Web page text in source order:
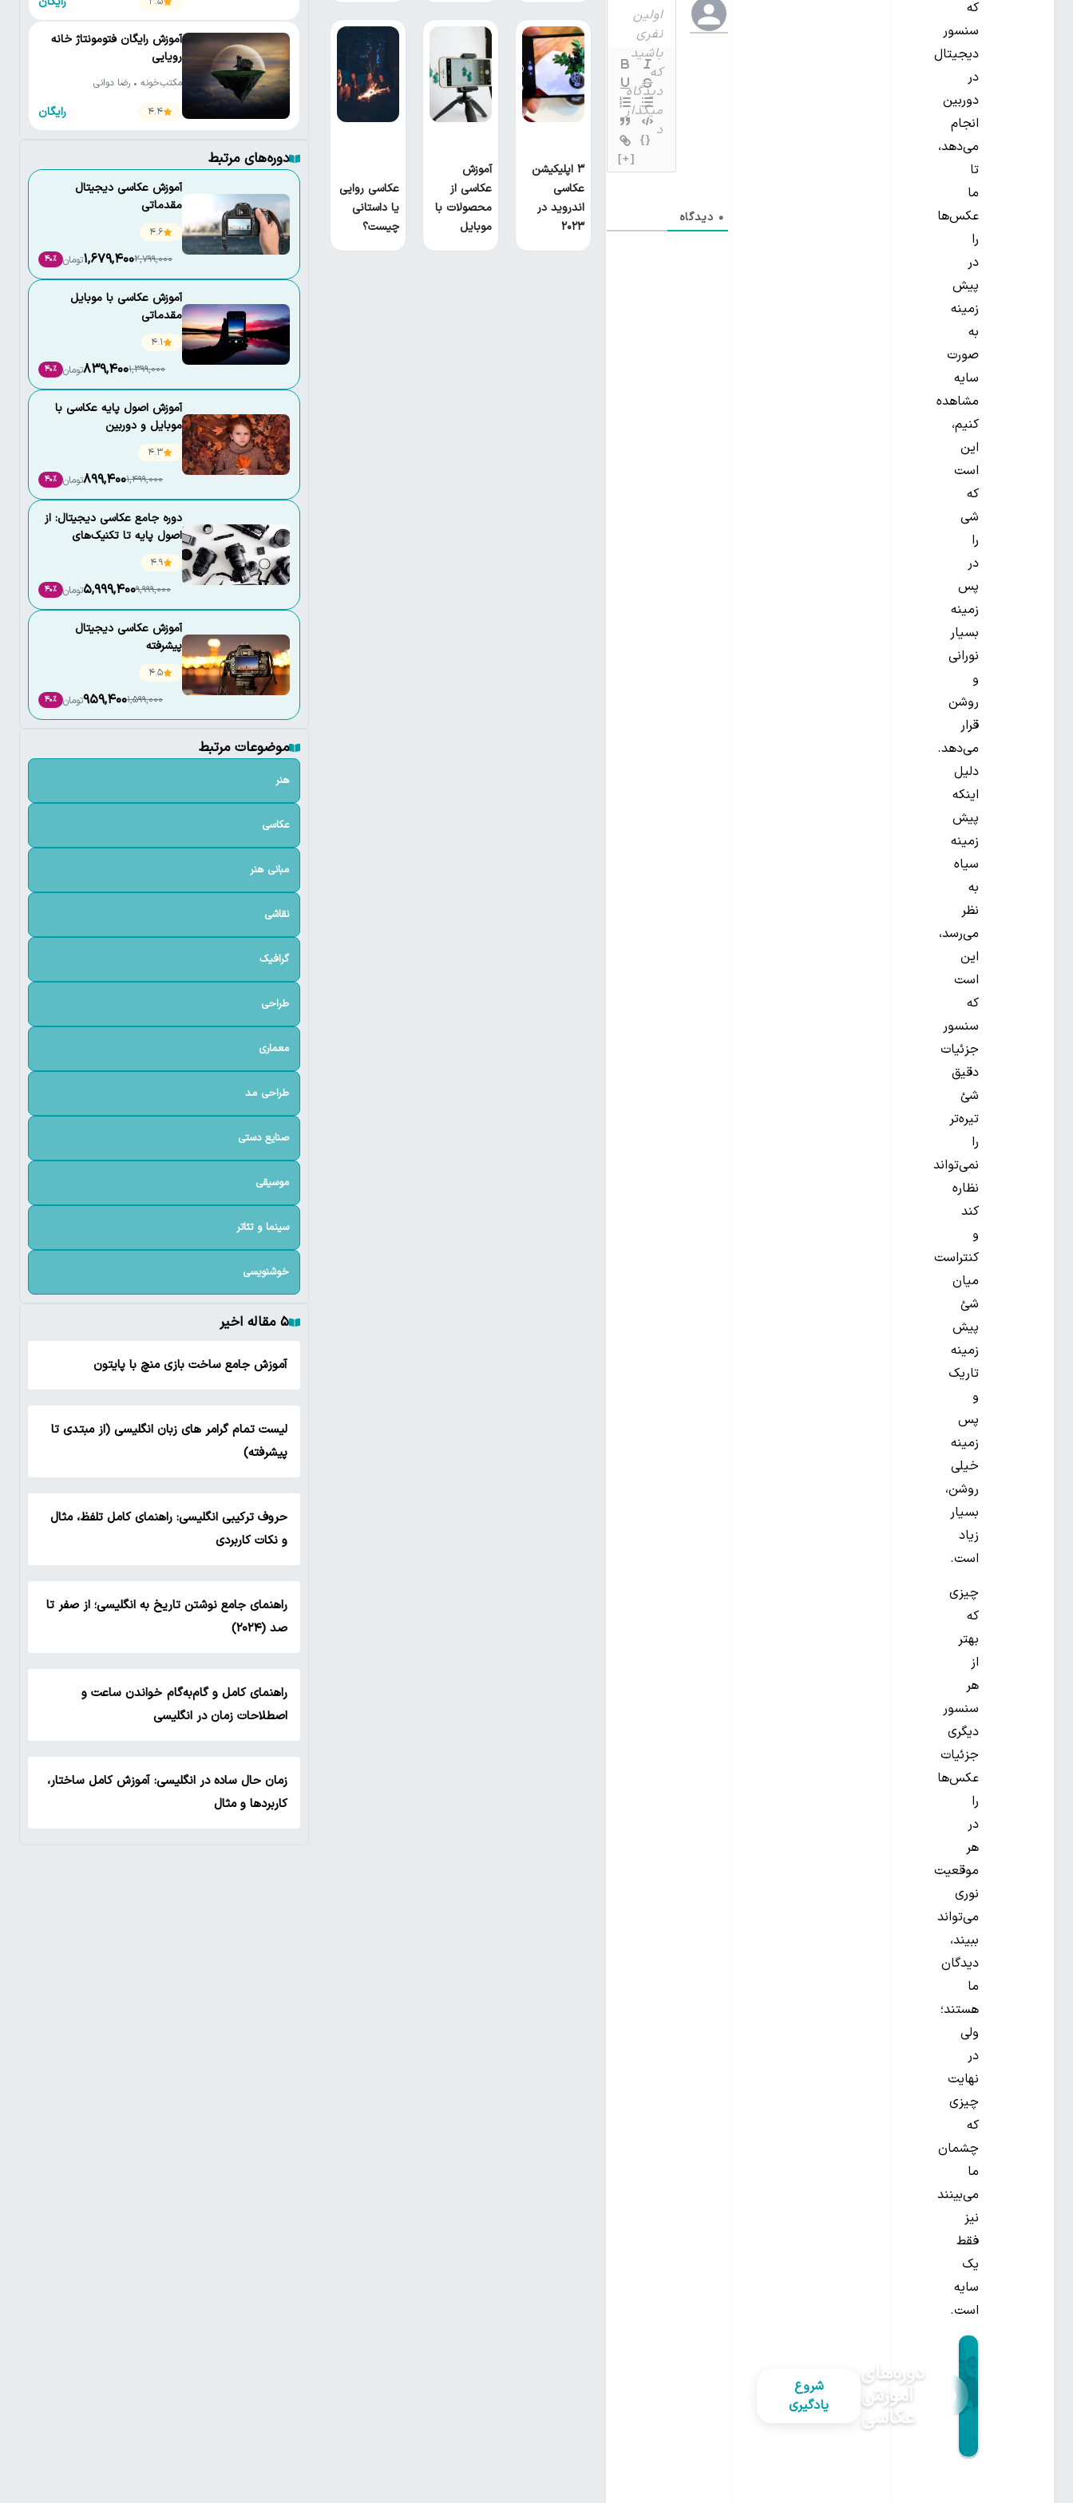
که
سنسور
دیجیتال
در
دوربین
انجام
می‌دهد،
تا
ما
عکس‌ها
را
در
پیش
زمینه
به
صورت
سایه
مشاهده
کنیم،
این
است
که
شی
را
در
پس
زمینه
بسیار
نورانی
و
روشن
قرار
می‌دهد.
دلیل
اینکه
پیش
زمینه
سیاه
به‌
نظر
می‌رسد،
این
است
که
سنسور
جزئیات
دقیق
شئ
تیره‌تر
را
نمی‌تواند
نظاره
کند
و
کنتراست
میان
شئ
پیش
زمینه
تاریک
و
پس
زمینه
خیلی
روشن،
بسیار
زیاد
است.
چیزی
که
بهتر
از
هر
سنسور
دیگری
جزئیات
عکس‌ها
را
در
هر
موقعیت
نوری
می‌تواند
ببیند،
دیدگان
ما
هستند؛
ولی
در
نهایت
چیزی
که
چشمان
ما
می‌بینند
نیز
فقط
یک
سایه
است.
دوره‌های
آموزش
عکاسی
شروع
یادگیری
{}
[+]
0 دیدگاه
۳ اپلیکیشن
عکاسی
اندروید در
۲۰۲۳
آموزش
عکاسی از
محصولات با
موبایل
عکاسی روایی
یا داستانی
چیست؟
آموزش رایگان فتومونتاژ خانه
رویایی
مکتب‌خونه • رضا دوانی
4.4
رایگان
دوره‌های مرتبط
آموزش عکاسی دیجیتال
مقدماتی
4.6
2,799,000
1,679,400تومان 40٪
آموزش عکاسی با موبایل
مقدماتی
4.1
1,399,000
839,400تومان 40٪
آموزش اصول پایه عکاسی با
موبایل و دوربین
4.3
1,499,000
899,400تومان 40٪
دوره جامع عکاسی دیجیتال: از
اصول پایه تا تکنیک‌های
4.9
9,999,000
5,999,400تومان 40٪
آموزش عکاسی دیجیتال
پیشرفته
4.5
1,599,000
959,400تومان 40٪
موضوعات مرتبط
هنر
عکاسی
مبانی هنر
نقاشی
گرافیک
طراحی
معماری
طراحی مد
صنایع دستی
موسیقی
سینما و تئاتر
خوشنویسی
۵ مقاله اخیر
آموزش جامع ساخت بازی منچ با پایتون
لیست تمام گرامر های زبان انگلیسی (از مبتدی تا
پیشرفته)
حروف ترکیبی انگلیسی: راهنمای کامل تلفظ، مثال
و نکات کاربردی
راهنمای جامع نوشتن تاریخ به انگلیسی؛ از صفر تا
صد (۲۰۲۴)
راهنمای کامل و گام‌به‌گام خواندن ساعت و
اصطلاحات زمان در انگلیسی
زمان حال ساده در انگلیسی: آموزش کامل ساختار،
کاربردها و مثال